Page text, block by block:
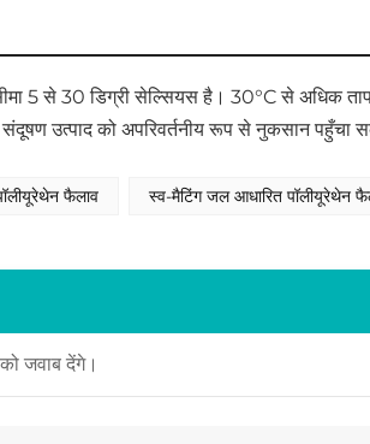
5 से 30 डिग्री सेल्सियस है। 30°C से अधिक
उत्पाद को अपरिवर्तनीय रूप से नुकसान पहुँचा
फैलाव
स्व-मैटिंग जल आधारित पॉलीयूरेथेन
जवाब देंगे।